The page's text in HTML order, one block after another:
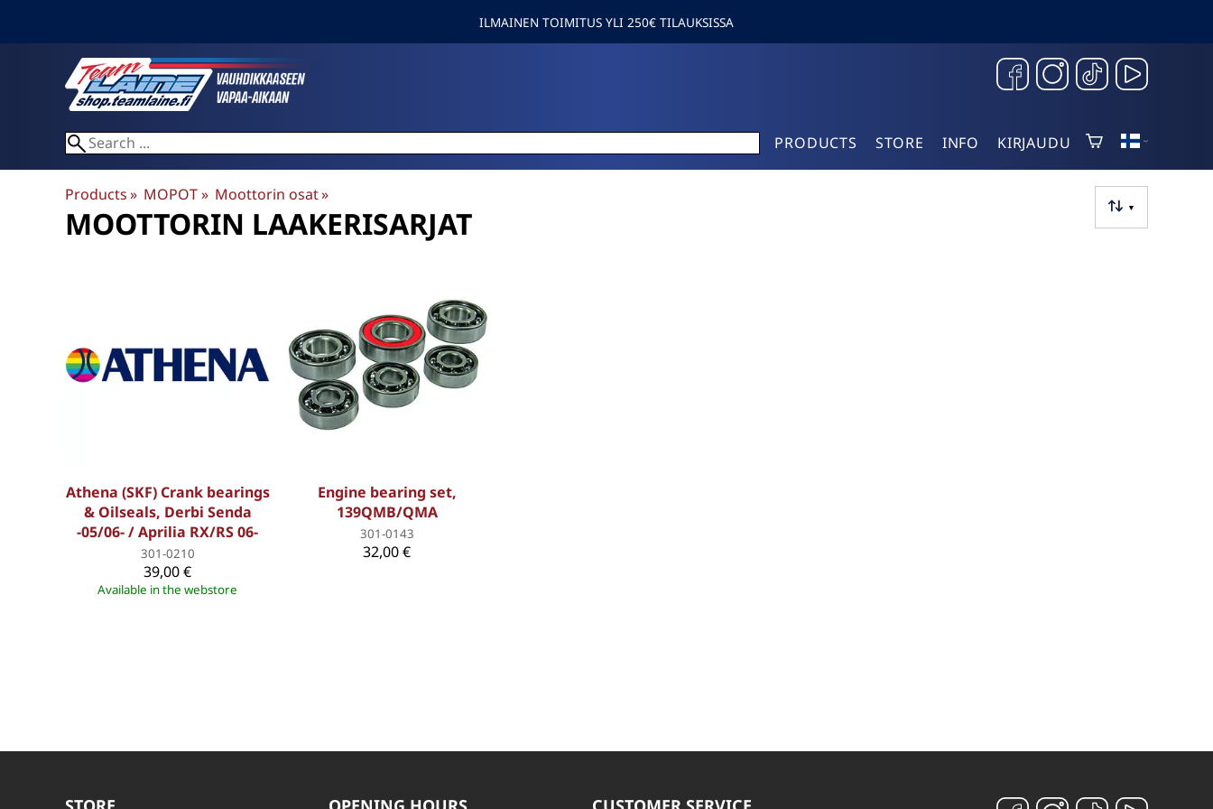
ILMAINEN TOIMITUS YLI 250€ TILAUKSISSA
PRODUCTS STORE INFO KIRJAUDU
Products‪» MOPOT‪» Moottorin osat‪»
▼
MOOTTORIN LAAKERISARJAT
Athena (SKF) Crank bearings
& Oilseals, Derbi Senda
-05/06- / Aprilia RX/RS 06-
301-0210
39,00 €
Available in the webstore
Engine bearing set,
139QMB/QMA
301-0143
32,00 €